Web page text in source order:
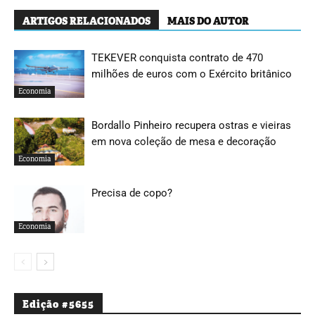
ARTIGOS RELACIONADOS MAIS DO AUTOR
Economia
TEKEVER conquista contrato de 470
milhões de euros com o Exército britânico
Economia
Bordallo Pinheiro recupera ostras e vieiras
em nova coleção de mesa e decoração
Economia
Precisa de copo?
Edição #5655